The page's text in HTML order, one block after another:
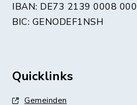
IBAN: DE73 2139 0008
BIC: GENODEF1NSH
Quicklinks
Gemeinden